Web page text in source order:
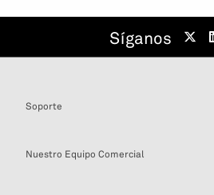
Síganos
Soporte
Nuestro Equipo Comercial